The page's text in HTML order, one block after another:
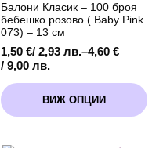
Балони Класик – 100 броя
бeбешко розово ( Baby Pink
073) – 13 см
1,50 €/ 2,93 лв.–4,60 €
/ 9,00 лв.
Price
1,50 €
/
2,93 лв.
ВИЖ ОПЦИИ
This
product
has